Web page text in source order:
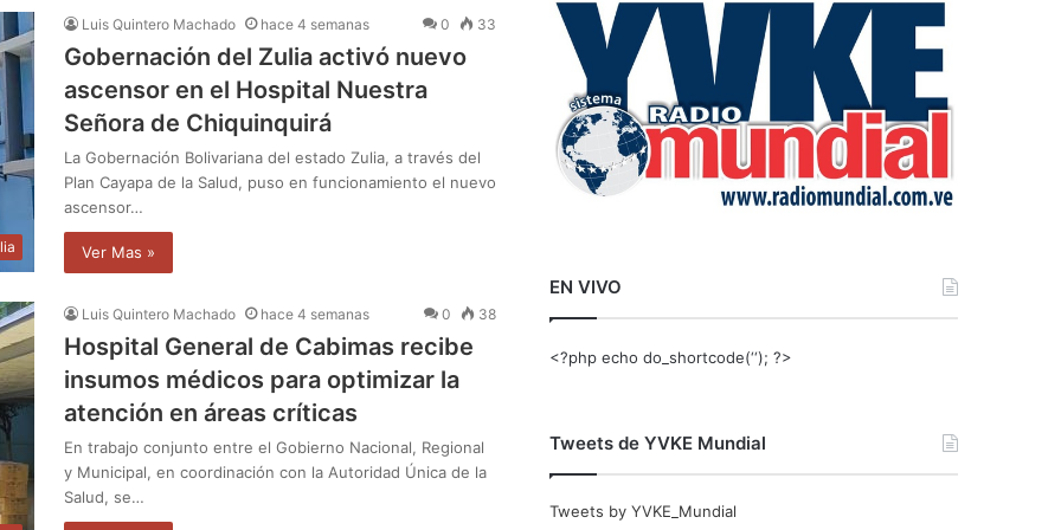
Luis Quintero Machado hace 4 semanas 0 33
Gobernación del Zulia activó nuevo
ascensor en el Hospital Nuestra
Señora de Chiquinquirá
La Gobernación Bolivariana del estado Zulia, a través del
Plan Cayapa de la Salud, puso en funcionamiento el nuevo
ascensor…
Ver Mas »
Luis Quintero Machado hace 4 semanas 0 38
Hospital General de Cabimas recibe
insumos médicos para optimizar la
atención en áreas críticas
En trabajo conjunto entre el Gobierno Nacional, Regional
y Municipal, en coordinación con la Autoridad Única de la
Salud, se…
r
EN VIVO
<?php echo do_shortcode(‘‘); ?>
Tweets de YVKE Mundial
Tweets by YVKE_Mundial